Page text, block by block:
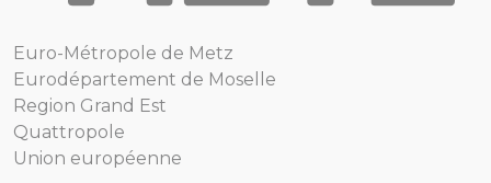
Euro-Métropole de Metz
Eurodépartement de Moselle
Region Grand Est
Quattropole
Union européenne